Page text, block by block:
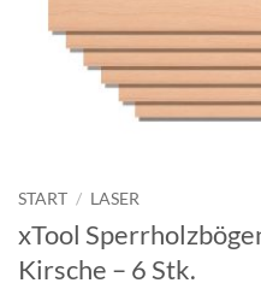
START / LASER
xTool
Kirsche – 6 Stk.